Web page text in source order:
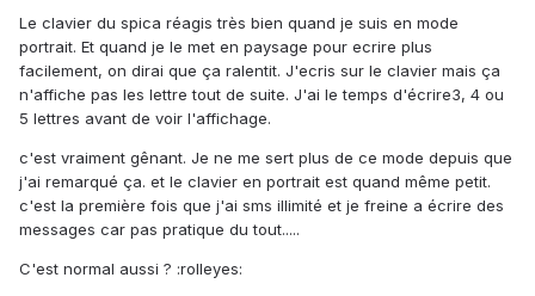
Le clavier du spica réagis très bien quand je suis en mode
portrait. Et quand je le met en paysage pour ecrire plus
facilement, on dirai que ça ralentit. J'ecris sur le clavier mais ça
n'affiche pas les lettre tout de suite. J'ai le temps d'écrire3, 4 ou
5 lettres avant de voir l'affichage.
c'est vraiment gênant. Je ne me sert plus de ce mode depuis que
j'ai remarqué ça. et le clavier en portrait est quand même petit.
c'est la première fois que j'ai sms illimité et je freine a écrire des
messages car pas pratique du tout.....
C'est normal aussi ? :rolleyes: